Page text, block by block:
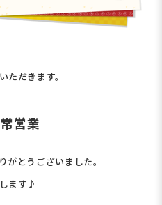
ただきます。
営業
とうございました。
ます♪